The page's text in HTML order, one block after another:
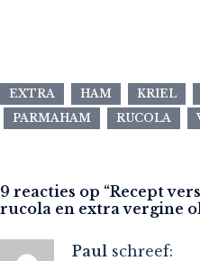
EXTRA HAM KRIEL
PARMAHAM
RUCOLA
9 reacties op “Recept
rucola en extra vergine
Paul schreef: